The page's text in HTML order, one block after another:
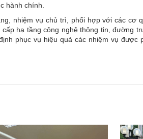
hành chính.
nhiệm vụ chủ trì, phối hợp với các cơ
hạ tầng công nghệ thông tin, đường
phục vụ hiệu quả các nhiệm vụ được